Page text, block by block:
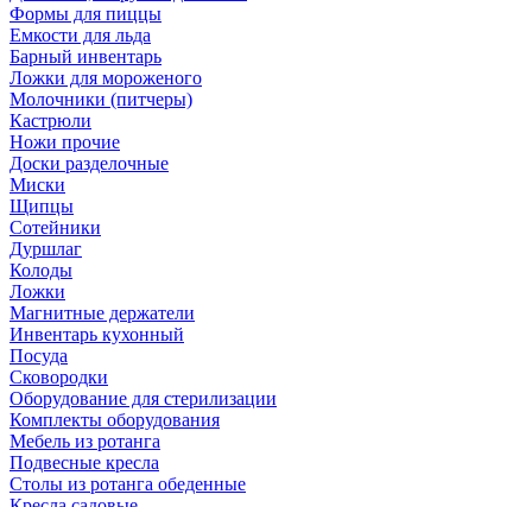
Формы для пиццы
Емкости для льда
Барный инвентарь
Ложки для мороженого
Молочники (питчеры)
Кастрюли
Ножи прочие
Доски разделочные
Миски
Щипцы
Сотейники
Дуршлаг
Колоды
Ложки
Магнитные держатели
Инвентарь кухонный
Посуда
Сковородки
Оборудование для стерилизации
Комплекты оборудования
Мебель из ротанга
Подвесные кресла
Столы из ротанга обеденные